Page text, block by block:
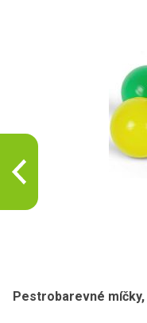
Pestrobarevné